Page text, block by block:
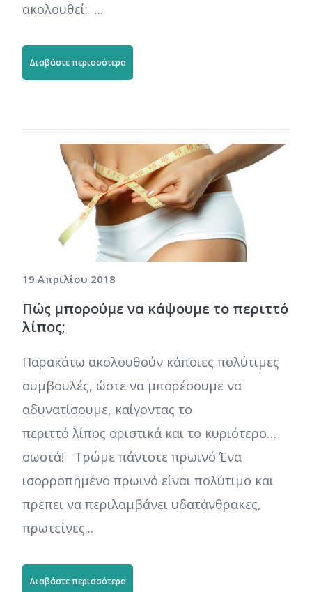
ακολουθεί: ...
Διαβάστε περισσότερα
19 Απριλίου 2018
Πώς μπορούμε να κάψουμε το περιττό
λίπος;
Παρακάτω ακολουθούν κάποιες πολύτιμες
συμβουλές, ώστε να μπορέσουμε να
αδυνατίσουμε, καίγοντας το
περιττό λίπος οριστικά και το κυριότερο…
σωστά! Τρώμε πάντοτε πρωινό Ένα
ισορροπημένο πρωινό είναι πολύτιμο και
πρέπει να περιλαμβάνει υδατάνθρακες,
πρωτεΐνες...
Διαβάστε περισσότερα